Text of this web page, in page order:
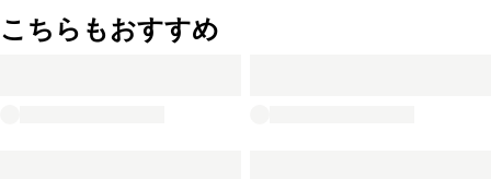
こちらもおすすめ